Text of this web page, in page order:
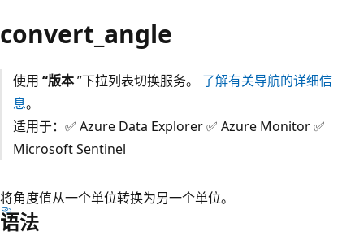
convert_angle
使用 “版本”下拉列表切换服务。 了解有关导航的详细信
息。
适用于：✅ Azure Data Explorer ✅ Azure Monitor ✅
Microsoft Sentinel
将角度值从一个单位转换为另一个单位。
语法